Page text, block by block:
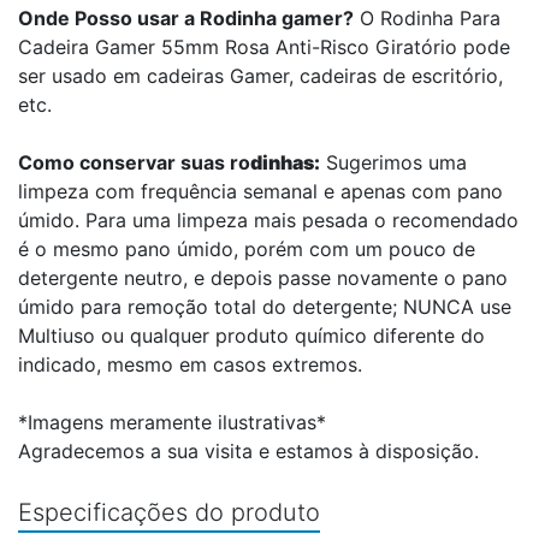
Onde Posso usar a Rodinha gamer? O Rodinha Para
Cadeira Gamer 55mm Rosa Anti-Risco Giratório pode
ser usado em cadeiras Gamer, cadeiras de escritório,
etc.
Como conservar suas rodinhas: Sugerimos uma
limpeza com frequência semanal e apenas com pano
úmido. Para uma limpeza mais pesada o recomendado
é o mesmo pano úmido, porém com um pouco de
detergente neutro, e depois passe novamente o pano
úmido para remoção total do detergente; NUNCA use
Multiuso ou qualquer produto químico diferente do
indicado, mesmo em casos extremos.
*Imagens meramente ilustrativas*
Agradecemos a sua visita e estamos à disposição.
Especificações do produto